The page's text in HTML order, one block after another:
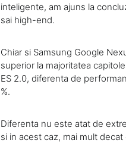
inteligente, am ajuns la
sai high-end.
Chiar si Samsung Google
superior la majoritatea
ES 2.0, diferenta de
%.
Diferenta nu este atat de
si in acest caz, mai mult